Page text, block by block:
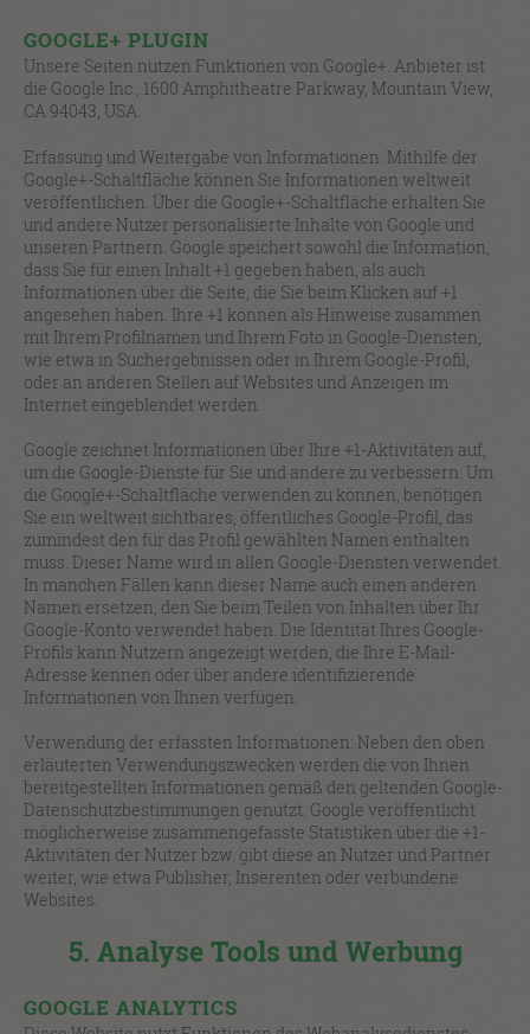
GOOGLE+ PLUGIN
Unsere Seiten nutzen Funktionen von Google+. Anbieter ist
die Google Inc., 1600 Amphitheatre Parkway, Mountain View,
CA 94043, USA.
Erfassung und Weitergabe von Informationen: Mithilfe der
Google+-Schaltfläche können Sie Informationen weltweit
veröffentlichen. Über die Google+-Schaltfläche erhalten Sie
und andere Nutzer personalisierte Inhalte von Google und
unseren Partnern. Google speichert sowohl die Information,
dass Sie für einen Inhalt +1 gegeben haben, als auch
Informationen über die Seite, die Sie beim Klicken auf +1
angesehen haben. Ihre +1 können als Hinweise zusammen
mit Ihrem Profilnamen und Ihrem Foto in Google-Diensten,
wie etwa in Suchergebnissen oder in Ihrem Google-Profil,
oder an anderen Stellen auf Websites und Anzeigen im
Internet eingeblendet werden.
Google zeichnet Informationen über Ihre +1-Aktivitäten auf,
um die Google-Dienste für Sie und andere zu verbessern. Um
die Google+-Schaltfläche verwenden zu können, benötigen
Sie ein weltweit sichtbares, öffentliches Google-Profil, das
zumindest den für das Profil gewählten Namen enthalten
muss. Dieser Name wird in allen Google-Diensten verwendet.
In manchen Fällen kann dieser Name auch einen anderen
Namen ersetzen, den Sie beim Teilen von Inhalten über Ihr
Google-Konto verwendet haben. Die Identität Ihres Google-
Profils kann Nutzern angezeigt werden, die Ihre E-Mail-
Adresse kennen oder über andere identifizierende
Informationen von Ihnen verfügen.
Verwendung der erfassten Informationen: Neben den oben
erläuterten Verwendungszwecken werden die von Ihnen
bereitgestellten Informationen gemäß den geltenden Google-
Datenschutzbestimmungen genutzt. Google veröffentlicht
möglicherweise zusammengefasste Statistiken über die +1-
Aktivitäten der Nutzer bzw. gibt diese an Nutzer und Partner
weiter, wie etwa Publisher, Inserenten oder verbundene
Websites.
5. Analyse Tools und Werbung
GOOGLE ANALYTICS